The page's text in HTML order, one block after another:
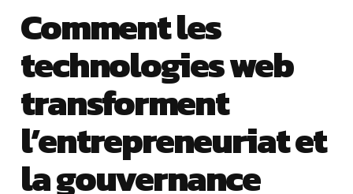
Comment les
technologies web
transforment
l’entrepreneuriat et
la gouvernance